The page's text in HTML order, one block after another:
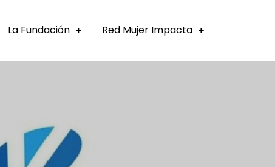
La Fundación Red Mujer Impacta